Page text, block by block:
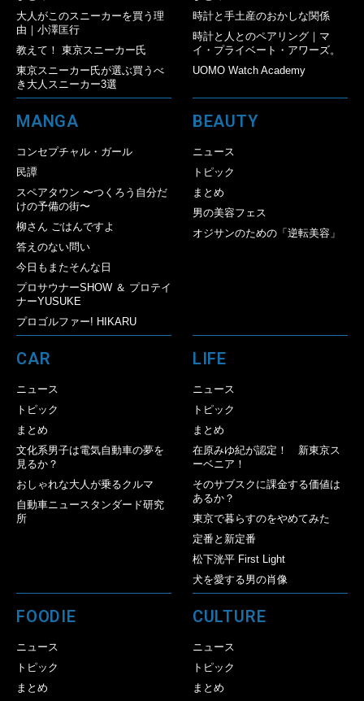
大人がこのスニーカーを買う理
由｜小澤匡行
教えて！ 東京スニーカー氏
東京スニーカー氏が選ぶ買うべ
き大人スニーカー3選
時計と手土産のおかしな関係
時計と人とのペアリング｜マ
イ・プライベート・アワーズ。
UOMO Watch Academy
MANGA
コンセプチャル・ガール
民譚
スペアタウン 〜つくろう自分だ
けの予備の街〜
柳さん ごはんですよ
答えのない問い
今日もまたそんな日
プロサウナーSHOW ＆ プロテイ
ナーYUSUKE
プロゴルファー! HIKARU
BEAUTY
ニュース
トピック
まとめ
男の美容フェス
オジサンのための「逆転美容」
CAR
ニュース
トピック
まとめ
文化系男子は電気自動車の夢を
見るか？
おしゃれな大人が乗るクルマ
自動車ニュースタンダード研究
所
LIFE
ニュース
トピック
まとめ
在原みゆ紀が認定！ 新東京ス
ーベニア！
そのサブスクに課金する価値は
あるか？
東京で暮らすのをやめてみた
定番と新定番
松下洸平 First Light
犬を愛する男の肖像
FOODIE
ニュース
トピック
まとめ
CULTURE
ニュース
トピック
まとめ